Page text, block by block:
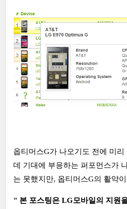
옵티머스G가 나오기도 전에 미
데 기대에 부응하는 퍼포먼스가
는 못했지만, 옵티머스G의 활약
" 본 포스팅은 LG모바일의 지원